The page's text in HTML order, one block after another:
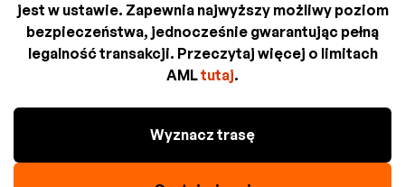
jest w ustawie. Zapewnia najwyższy możliwy poziom
bezpieczeństwa, jednocześnie gwarantując pełną
legalność transakcji. Przeczytaj więcej o limitach
AMLtutaj.
Wyznacz trasę